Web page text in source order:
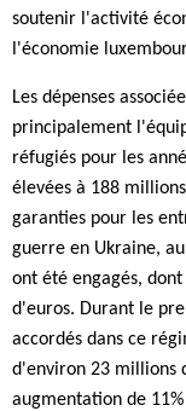
soutenir l'activité
l'économie
Les dépenses
principalement
réfugiés pour les
élevées à 188
garanties pour les
guerre en Ukraine,
ont été engagés,
d'euros. Durant le
accordés dans ce
d'environ 23 millions
augmentation de